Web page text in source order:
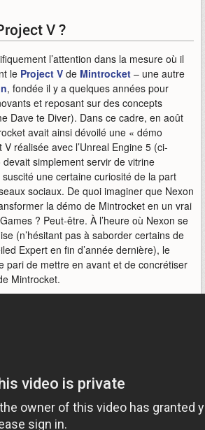
V ?
l’attention dans la mesure où il
le Project V de Mintrocket – une autre
, fondée il y a quelques années pour
et reposant sur des concepts
Dave te Diver). Dans ce cadre, en août
avait ainsi dévoilé une « démo
réalisée avec l’Unreal Engine 5 (ci-
simplement servir de vitrine
une certaine curiosité de la part
sociaux. De quoi imaginer que Nexon
la démo de Mintrocket en un vrai
? Peut-être. À l’heure où Nexon se
(n’hésitant pas à saborder certains de
Expert en fin d’année dernière), le
pari de mettre en avant et de concrétiser
Mintrocket.